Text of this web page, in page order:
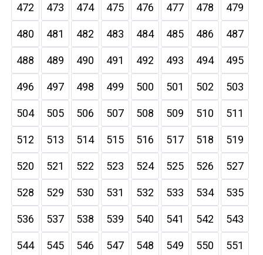
472 473 474 475 476 477 478 479
480 481 482 483 484 485 486 487
488 489 490 491 492 493 494 495
496 497 498 499 500 501 502 503
504 505 506 507 508 509 510 511
512 513 514 515 516 517 518 519
520 521 522 523 524 525 526 527
528 529 530 531 532 533 534 535
536 537 538 539 540 541 542 543
544 545 546 547 548 549 550 551